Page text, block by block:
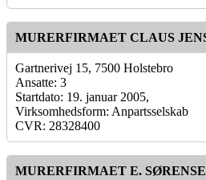
MURERFIRMAET CLAUS
Gartnerivej 15, 7500 Holstebro
Ansatte: 3
Startdato: 19. januar 2005,
Virksomhedsform: Anpartsselskab
CVR: 28328400
MURERFIRMAET E.